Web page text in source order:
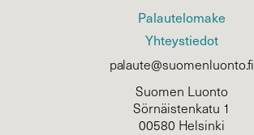
Palautelomake
Yhteystiedot
palaute@suomenluonto.fi
Suomen Luonto
Sörnäistenkatu 1
00580 Helsinki